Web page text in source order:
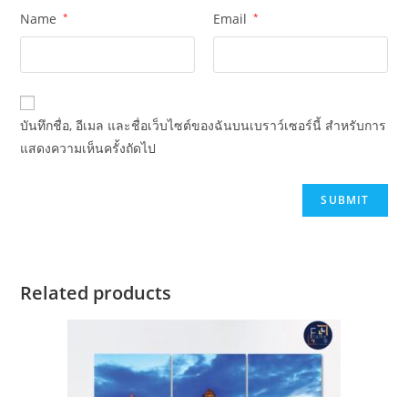
Name * Email *
บันทึกชื่อ, อีเมล และชื่อเว็บไซต์ของฉันบนเบราว์เซอร์นี้ สำหรับการ
แสดงความเห็นครั้งถัดไป
Related products